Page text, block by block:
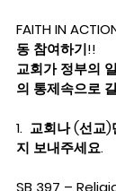
FAITH IN
동 참여하기!!
교회가 정부의
의 통제속으로
1.  교회나 (선교
지 보내주세요.
SB 397 –